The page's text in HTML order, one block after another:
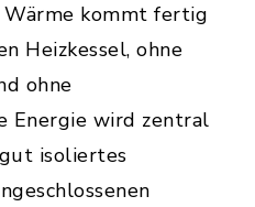
kommt fertig
Heizkessel, ohne
ohne
Energie wird zentral
isoliertes